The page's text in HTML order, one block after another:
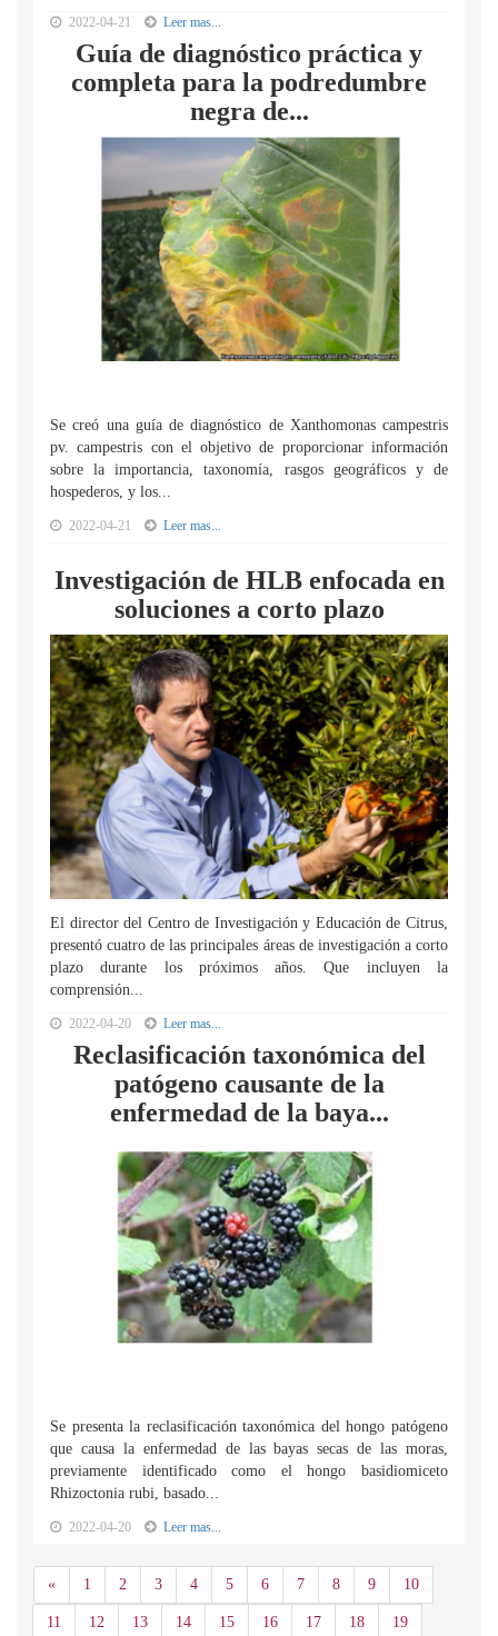
2022-04-21 Leer mas...
Guía de diagnóstico práctica y
completa para la podredumbre
negra de...
Se creó una guía de diagnóstico de Xanthomonas campestris
pv. campestris con el objetivo de proporcionar información
sobre la importancia, taxonomía, rasgos geográficos y de
hospederos, y los...
2022-04-21 Leer mas...
Investigación de HLB enfocada en
soluciones a corto plazo
El director del Centro de Investigación y Educación de Citrus,
presentó cuatro de las principales áreas de investigación a corto
plazo durante los próximos años. Que incluyen la
comprensión...
2022-04-20 Leer mas...
Reclasificación taxonómica del
patógeno causante de la
enfermedad de la baya...
Se presenta la reclasificación taxonómica del hongo patógeno
que causa la enfermedad de las bayas secas de las moras,
previamente identificado como el hongo basidiomiceto
Rhizoctonia rubi, basado...
2022-04-20 Leer mas...
«Anterior
1 2 3 4 5 6 7 8 9 10
11 12 13 14 15 16 17 18 19